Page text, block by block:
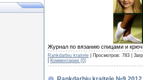
Журнал по вязанию спицами и
Rankdarbiu kraitele | Просмотров: 783 |
Комментарии (0)